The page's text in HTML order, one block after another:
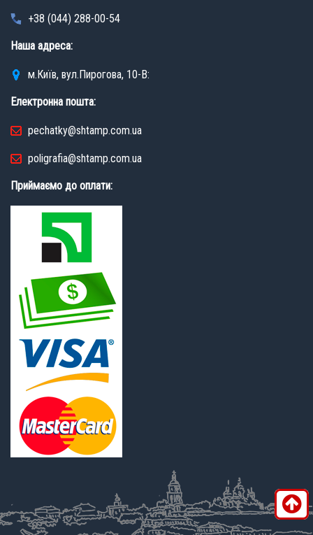
+38 (044) 288-00-54
Наша адреса:
м.Київ, вул.Пирогова, 10-В:
Електронна пошта:
pechatky@shtamp.com.ua
poligrafia@shtamp.com.ua
Приймаємо до оплати: